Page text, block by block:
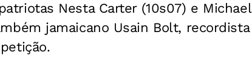
Nesta Carter (10s07) e Michael
jamaicano Usain Bolt, recordista